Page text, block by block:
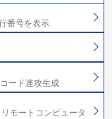
番号を表示
ード速攻生成
モートコンピュータ